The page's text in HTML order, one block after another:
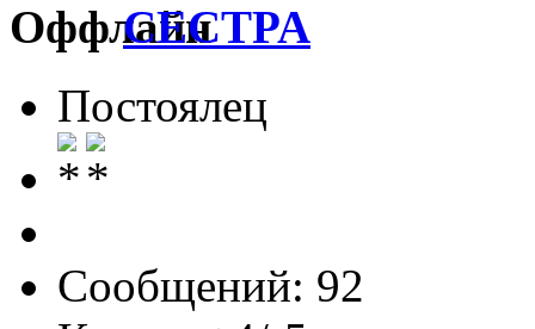
CECTPA
Постоялец
Сообщений: 92